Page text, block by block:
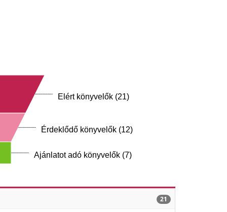
Elért könyvelők (21)
Érdeklődő könyvelők (12)
Ajánlatot adó könyvelők (7)
21